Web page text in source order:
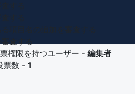
権限を持つユーザー - 編集者
票数 - 1